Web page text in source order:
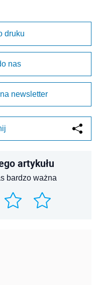
druku
nas
newsletter
artykułu
bardzo ważna